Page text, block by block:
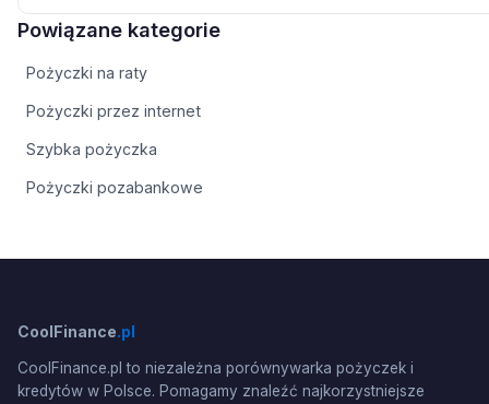
Powiązane kategorie
Pożyczki na raty
Pożyczki przez internet
Szybka pożyczka
Pożyczki pozabankowe
CoolFinance.pl
CoolFinance.pl to niezależna porównywarka pożyczek i
kredytów w Polsce. Pomagamy znaleźć najkorzystniejsze